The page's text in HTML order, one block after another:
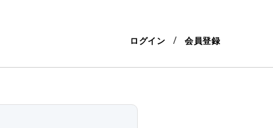
ログイン 会員登録